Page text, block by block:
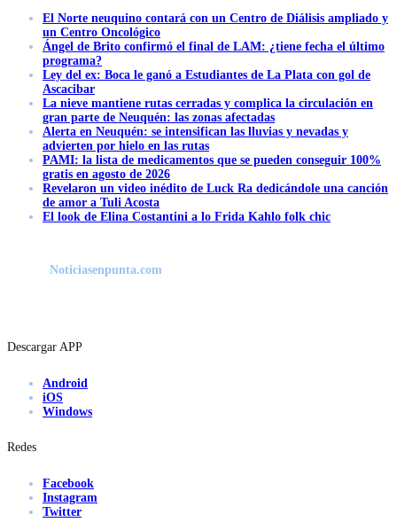
El Norte neuquino contará con un Centro de Diálisis ampliado y
un Centro Oncológico
Ángel de Brito confirmó el final de LAM: ¿tiene fecha el último
programa?
Ley del ex: Boca le ganó a Estudiantes de La Plata con gol de
Ascacibar
La nieve mantiene rutas cerradas y complica la circulación en
gran parte de Neuquén: las zonas afectadas
Alerta en Neuquén: se intensifican las lluvias y nevadas y
advierten por hielo en las rutas
PAMI: la lista de medicamentos que se pueden conseguir 100%
gratis en agosto de 2026
Revelaron un video inédito de Luck Ra dedicándole una canción
de amor a Tuli Acosta
El look de Elina Costantini a lo Frida Kahlo folk chic
Noticiasenpunta.com
Descargar APP
Android
iOS
Windows
Redes
Facebook
Instagram
Twitter